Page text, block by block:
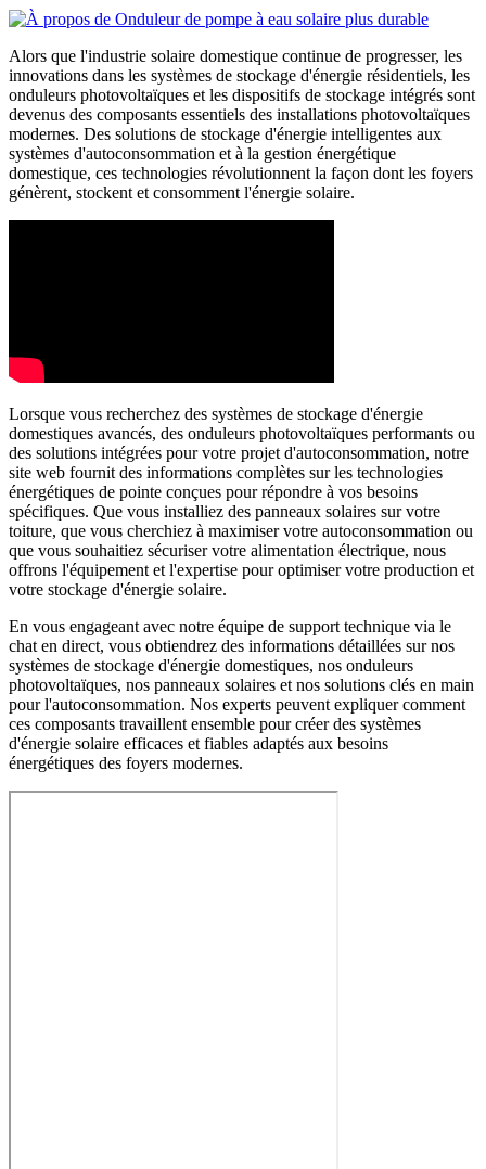
Alors que l'industrie solaire domestique continue de progresser, les
innovations dans les systèmes de stockage d'énergie résidentiels, les
onduleurs photovoltaïques et les dispositifs de stockage intégrés sont
devenus des composants essentiels des installations photovoltaïques
modernes. Des solutions de stockage d'énergie intelligentes aux
systèmes d'autoconsommation et à la gestion énergétique
domestique, ces technologies révolutionnent la façon dont les foyers
génèrent, stockent et consomment l'énergie solaire.
Lorsque vous recherchez des systèmes de stockage d'énergie
domestiques avancés, des onduleurs photovoltaïques performants ou
des solutions intégrées pour votre projet d'autoconsommation, notre
site web fournit des informations complètes sur les technologies
énergétiques de pointe conçues pour répondre à vos besoins
spécifiques. Que vous installiez des panneaux solaires sur votre
toiture, que vous cherchiez à maximiser votre autoconsommation ou
que vous souhaitiez sécuriser votre alimentation électrique, nous
offrons l'équipement et l'expertise pour optimiser votre production et
votre stockage d'énergie solaire.
En vous engageant avec notre équipe de support technique via le
chat en direct, vous obtiendrez des informations détaillées sur nos
systèmes de stockage d'énergie domestiques, nos onduleurs
photovoltaïques, nos panneaux solaires et nos solutions clés en main
pour l'autoconsommation. Nos experts peuvent expliquer comment
ces composants travaillent ensemble pour créer des systèmes
d'énergie solaire efficaces et fiables adaptés aux besoins
énergétiques des foyers modernes.